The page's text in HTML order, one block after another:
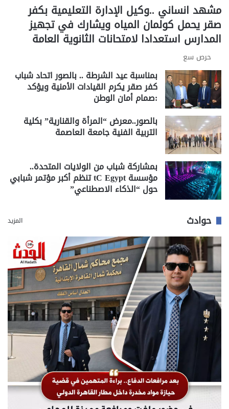
مشهد انساني ..وكيل الإدارة التعليمية بكفر
صقر يحمل كولمان المياه ويشارك في تجهيز
المدارس استعدادا لامتحانات الثانوية العامة
حرص سع
بمناسبة عيد الشرطة .. بالصور اتحاد شباب
كفر صقر يكرم القيادات الأمنية ويؤكد
:صمام أمان الوطن
بالصور..معرض “المرأة والقنارية” بكلية
التربية الفنية جامعة العاصمة
بمشاركة شباب من الولايات المتحدة..
مؤسسة tC Egypt تنظم أكبر مؤتمر شبابي
حول “الذكاء الاصطناعي”
حوادث المزيد